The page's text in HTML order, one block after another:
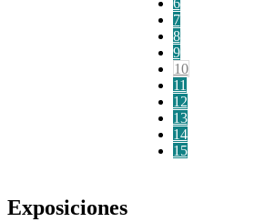
7
8
9
10
11
12
13
14
15
Exposiciones